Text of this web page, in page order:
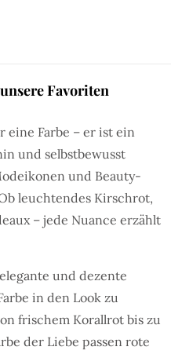
Favoriten
eine Farbe – er ist ein
und selbstbewusst
und Beauty-
leuchtendes Kirschrot,
– jede Nuance erzählt
und dezente
in den Look zu
frischem Korallrot bis zu
der Liebe passen rote